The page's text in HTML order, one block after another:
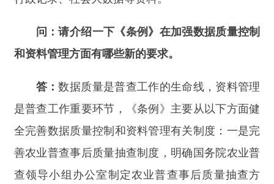
案，统一组织农业普查事后质量抽查工作，并将抽
查结果作为评估全国和各地方农业普查数据质量的
重要依据。二是明确普查办公室、普查人员的保密
对普查办公室建立健全农业普查资料的保存、管理
制度，做好农业普查资料的归档和移交等作出规
定。
问：《条例》在防范和惩治数据造假方面作了
哪些规定？